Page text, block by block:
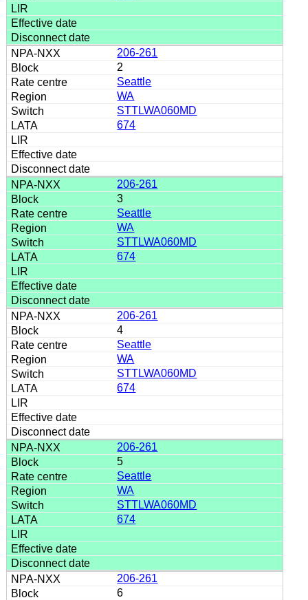
206-261
2
Seattle
WA
STTLWA060MD
674
206-261
3
Seattle
WA
STTLWA060MD
674
206-261
4
Seattle
WA
STTLWA060MD
674
206-261
5
Seattle
WA
STTLWA060MD
674
206-261
6